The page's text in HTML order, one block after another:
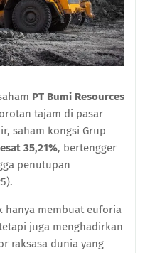
PT Bumi Resources
tajam di pasar
saham kongsi Grup
35,21%, bertengger
penutupan
hanya membuat euforia
juga menghadirkan
raksasa dunia yang